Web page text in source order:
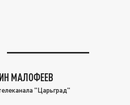
МАЛОФЕЕВ
"Царьград"